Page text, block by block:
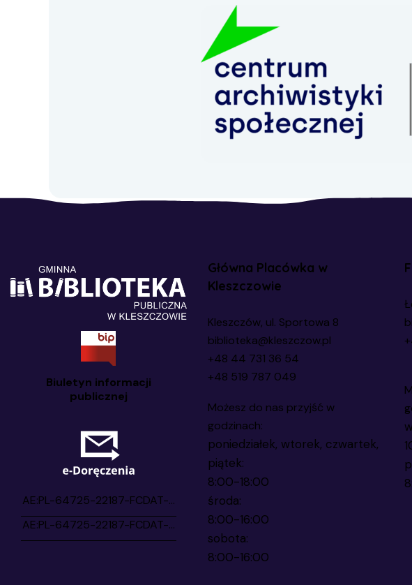
Biuletyn informacji
publicznej
Główna Placówka w
Kleszczowie
Kleszczów, ul. Sportowa 8
biblioteka@kleszczow.pl
+48 44 731 36 54
+48 519 787 049
Możesz do nas przyjść w
godzinach:
poniedziałek, wtorek, czwartek,
piątek:
8:00-18:00
środa:
8:00-16:00
sobota:
8:00-16:00